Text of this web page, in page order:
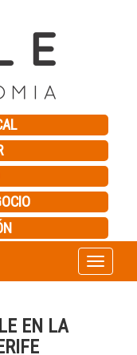
Toggle
navigation
EN LA